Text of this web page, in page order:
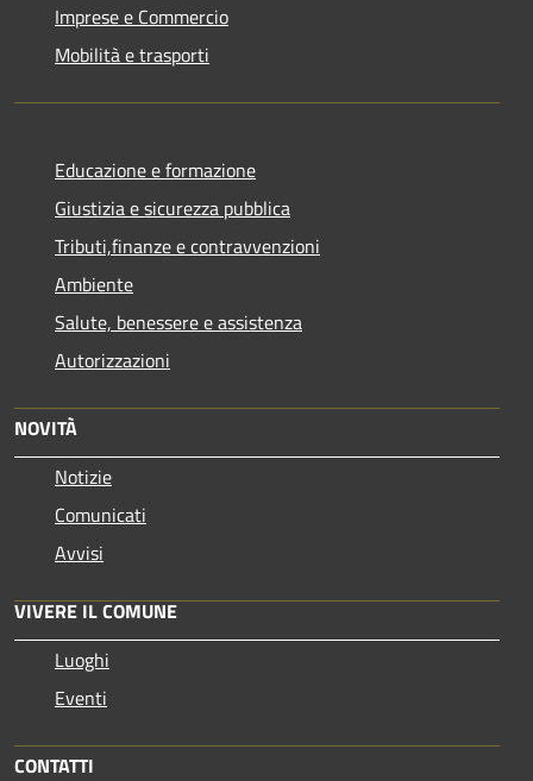
Imprese e Commercio
Mobilità e trasporti
Educazione e formazione
Giustizia e sicurezza pubblica
Tributi,finanze e contravvenzioni
Ambiente
Salute, benessere e assistenza
Autorizzazioni
NOVITÀ
Notizie
Comunicati
Avvisi
VIVERE IL COMUNE
Luoghi
Eventi
CONTATTI